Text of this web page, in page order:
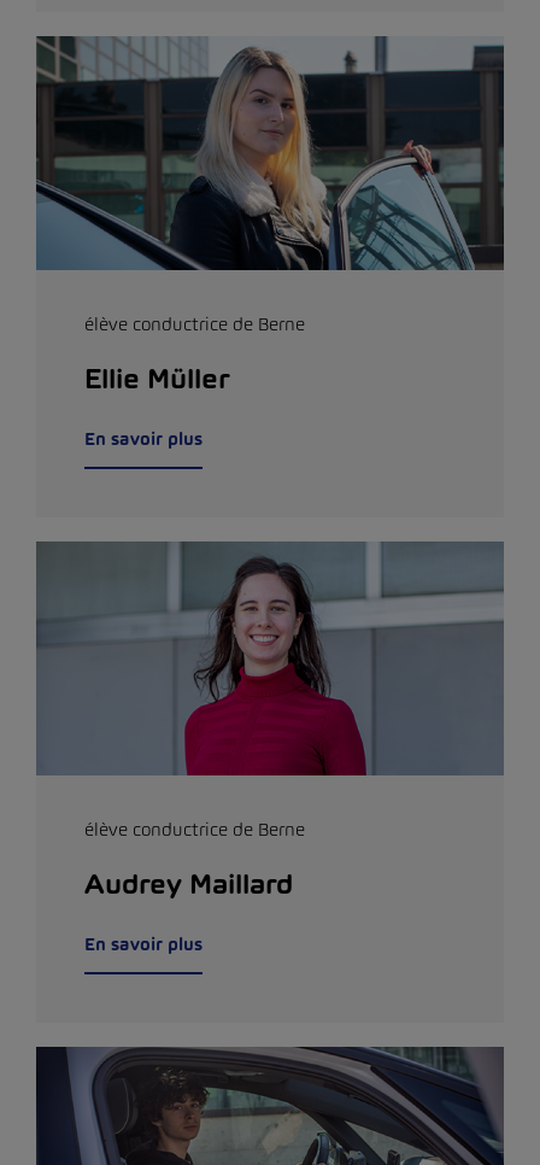
élève conductrice de Berne
Ellie Müller
En savoir plus
élève conductrice de Berne
Audrey Maillard
En savoir plus